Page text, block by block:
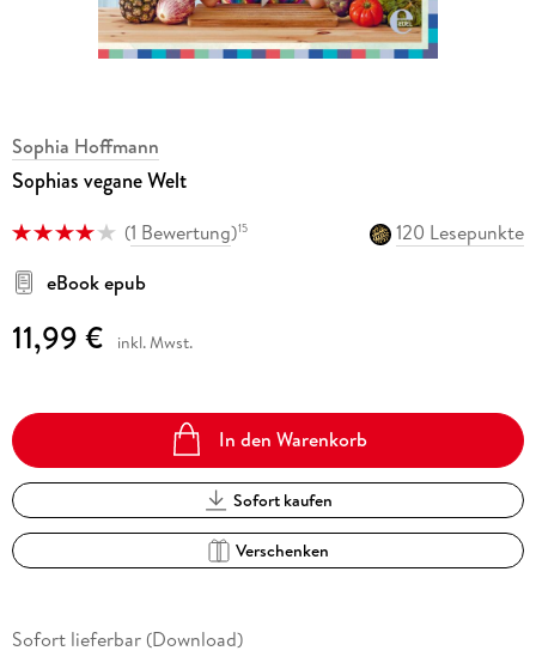
Sophia Hoffmann
Sophias vegane Welt
(1 Bewertung)15
120 Lesepunkte
eBook epub
11,99 € inkl. Mwst.
In den Warenkorb
Sofort kaufen
Verschenken
Sofort lieferbar (Download)